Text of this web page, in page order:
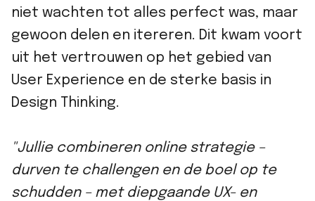
niet wachten tot alles perfect was, maar
gewoon delen en itereren. Dit kwam voort
uit het vertrouwen op het gebied van
User Experience en de sterke basis in
Design Thinking.
"Jullie combineren online strategie –
durven te challengen en de boel op te
schudden – met diepgaande UX- en